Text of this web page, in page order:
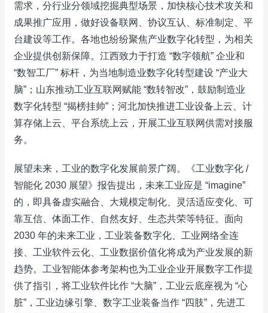
需求，分行业分领域挖掘典型场景，加快核心技术攻关和
成果推广应用，做好设备联网、协议互认、标准制定、平
台建设等工作。各地也纷纷聚焦产业数字化转型，为相关
企业提供创新保障。江西致力于打造 “数字领航” 企业和
“数智工厂” 标杆，为当地制造业数字化转型建设 “产业大
脑”；山东推动工业互联网赋能 “数转智改”，鼓励制造业
数字化转型 “揭榜挂帅”；河北加快推进工业设备上云、计
算存储上云、平台系统上云，开展工业互联网供需对接服
务。​
展望未来，工业的数字化发展前景广阔。《工业数字化 /
智能化 2030 展望》报告提出，未来工业应是 “imagine”
的，即具备虚实融合、大规模定制化、灵活适应变化、可
靠互信、体面工作、自然友好、生态共荣等特征。面向
2030 年的未来工业，工业装备数字化、工业网络全连
接、工业软件云化、工业数据价值化将成为产业发展的新
趋势。工业智能体参考架构也为工业企业开展数字工作提
供了指引，将工业软件比作 “大脑”，工业云底座视为 “心
脏”，工业边缘引擎、数字工业装备当作 “四肢”，先进工